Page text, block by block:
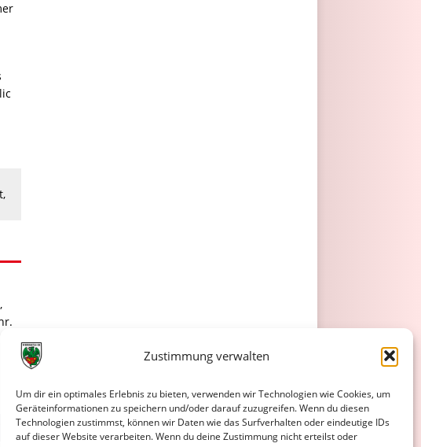
Zustimmung verwalten
Um dir ein optimales Erlebnis zu bieten, verwenden wir Technologien wie Cookies, um
Geräteinformationen zu speichern und/oder darauf zuzugreifen. Wenn du diesen
Technologien zustimmst, können wir Daten wie das Surfverhalten oder eindeutige IDs
auf dieser Website verarbeiten. Wenn du deine Zustimmung nicht erteilst oder